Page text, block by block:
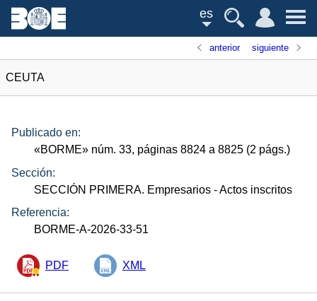
es
anterior siguiente
CEUTA
Publicado en:
«BORME» núm. 33, páginas 8824 a 8825 (2 págs.)
Sección:
SECCIÓN PRIMERA. Empresarios - Actos inscritos
Referencia:
BORME-A-2026-33-51
PDF XML